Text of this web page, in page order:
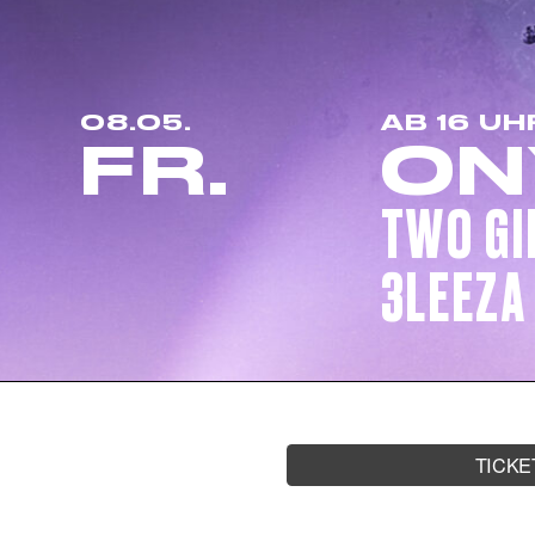
08.05.
FR.
AB 16
TWO